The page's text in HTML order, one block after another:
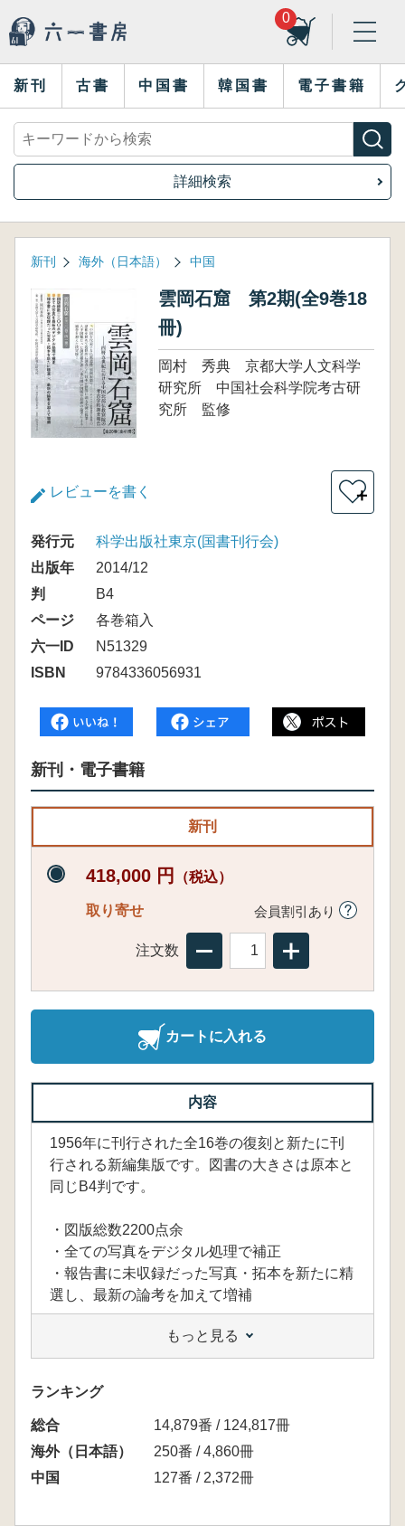
0
新刊 古書 中国書 韓国書 電子書籍
詳細検索
新刊 海外（日本語） 中国
雲岡石窟 第2期(全9巻18
冊)
岡村 秀典 京都大学人文科学
研究所 中国社会科学院考古研
究所 監修
レビューを書く ＋
発行元
科学出版社東京(国書刊行会)
出版年
2014/12
判
B4
ページ
各巻箱入
六一ID
N51329
ISBN
9784336056931
新刊・電子書籍
新刊
418,000 円 （税込）
取り寄せ 会員割引あり
注文数
カートに入れる
内容
1956年に刊行された全16巻の復刻と新たに刊
行される新編集版です。図書の大きさは原本と
同じB4判です。
・図版総数2200点余
・全ての写真をデジタル処理で補正
・報告書に未収録だった写真・拓本を新たに精
選し、最新の論考を加えて増補
・第1期 全7巻15冊 既刊
・第2期 全9巻18冊 ※本商品
・第3期 全4巻8冊 新編集版 未刊 2015年
5月刊行予定 予価28万円
原本に収録されなかった写真・拓本1200点
と日中両国の研究論文を掲載
もっと見る
ランキング
総合
14,879番 / 124,817冊
海外（日本語）
250番 / 4,860冊
中国
127番 / 2,372冊